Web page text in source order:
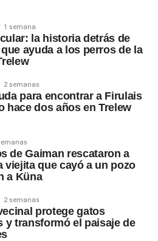
1 semana
la historia detrás de
ayuda a los perros de la
2 semanas
para encontrar a Firulais
hace dos años en Trelew
de Gaiman rescataron a
viejita que cayó a un pozo
a Küna
2 semanas
protege gatos
y transformó el paisaje de